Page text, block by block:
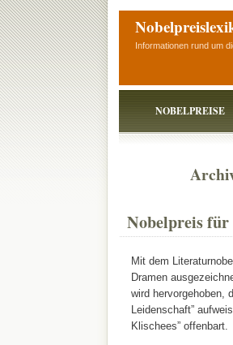
Informationen rund um
NOBELPREISE
Nobelpreis
Mit dem
Dramen
wird hervorgehoben,
Leidenschaft”
Klischees” offenbart.